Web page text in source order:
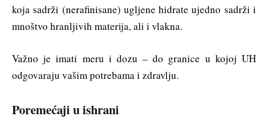
koja sadrži (nerafinisane) ugljene hidrate ujedno sadrži i
mnoštvo hranljivih materija, ali i vlakna.
Važno je imati meru i dozu – do granice u kojoj UH
odgovaraju vašim potrebama i zdravlju.
Poremećaji u ishrani